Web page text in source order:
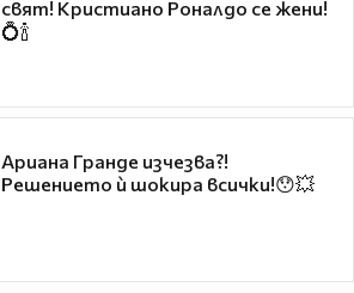
свят! Кристиано Роналдо се жени!
💍🍾
Ариана Гранде изчезва?!
Решението ѝ шокира всички!😯💥